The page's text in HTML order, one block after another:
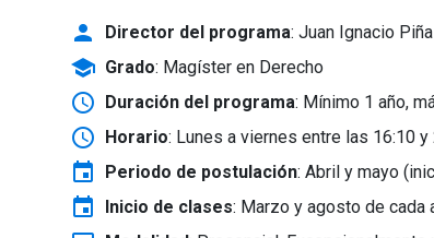
person Director del programa: Juan Ignacio Piña
school Grado: Magíster en Derecho
schedule Duración del programa: Mínimo 1 año,
schedule Horario: Lunes a viernes entre las 16:10 y
event Periodo de postulación: Abril y mayo
event Inicio de clases: Marzo y agosto de cada